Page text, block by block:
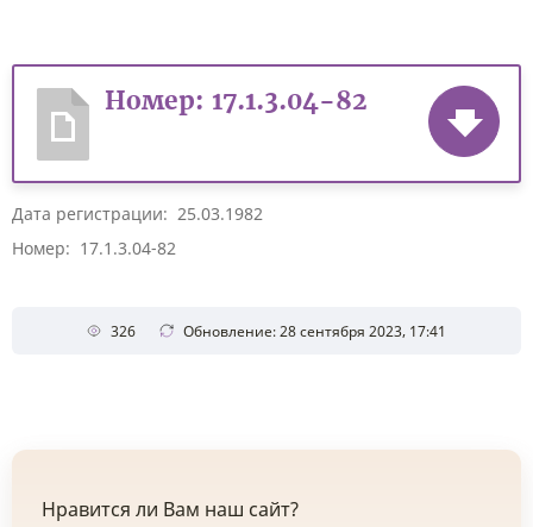
Номер: 17.1.3.04-82
Дата регистрации: 25.03.1982
Номер: 17.1.3.04-82
326 Обновление: 28 сентября 2023, 17:41
Нравится ли Вам наш сайт?